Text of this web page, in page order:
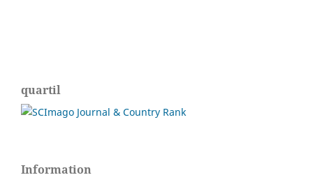
quartil
Information